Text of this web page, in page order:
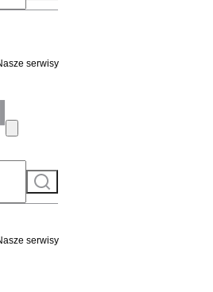
do serwisu
serwisy
Szukaj
serwisy